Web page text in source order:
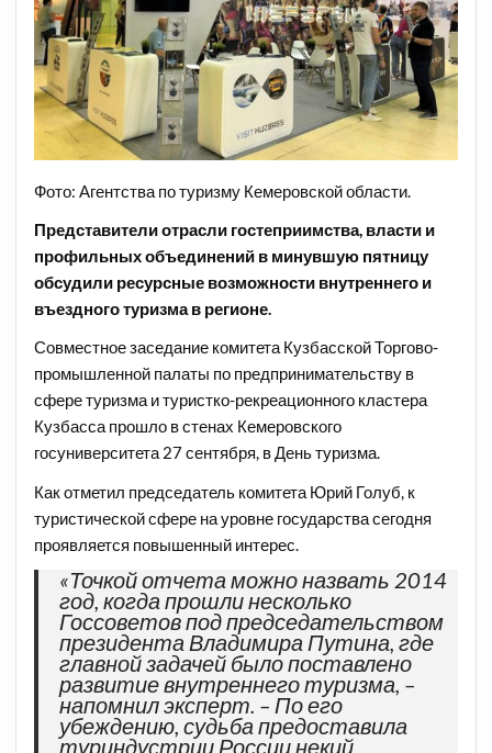
Фото: Агентства по туризму Кемеровской области.
Представители отрасли гостеприимства, власти и
профильных объединений в минувшую пятницу
обсудили ресурсные возможности внутреннего и
въездного туризма в регионе.
Совместное заседание комитета Кузбасской Торгово-
промышленной палаты по предпринимательству в
сфере туризма и туристко-рекреационного кластера
Кузбасса прошло в стенах Кемеровского
госуниверситета 27 сентября, в День туризма.
Как отметил председатель комитета Юрий Голуб, к
туристической сфере на уровне государства сегодня
проявляется повышенный интерес.
«Точкой отчета можно назвать 2014
год, когда прошли несколько
Госсоветов под председательством
президента Владимира Путина, где
главной задачей было поставлено
развитие внутреннего туризма, –
напомнил эксперт. – По его
убеждению, судьба предоставила
туриндустрии России некий